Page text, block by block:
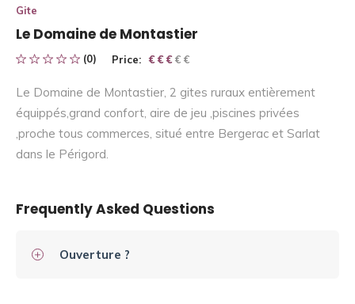
Gite
Le Domaine de Montastier
(0) Price: € € € € €
€ € €
Le Domaine de Montastier, 2 gites ruraux entièrement
équippés,grand confort, aire de jeu ,piscines privées
,proche tous commerces, situé entre Bergerac et Sarlat
dans le Périgord.
Frequently Asked Questions
Ouverture ?